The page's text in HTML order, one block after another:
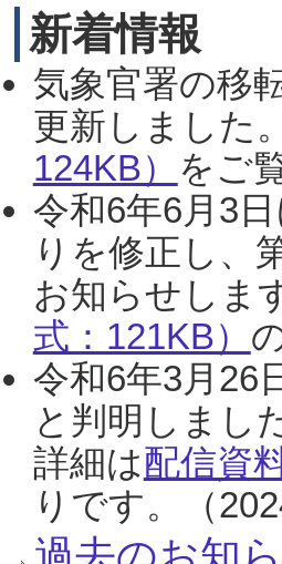
新着情報
気象官署の移
更新しました
124KB） をご
令和6年6月3
りを修正し、
お知らせしま
式：121KB）
令和6年3月26
と判明しまし
詳細は配信資
りです。（